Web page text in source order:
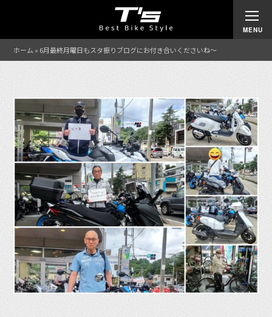
ホーム » 6月最終月曜日もスタ振りブログにお付き合いくださいね〜